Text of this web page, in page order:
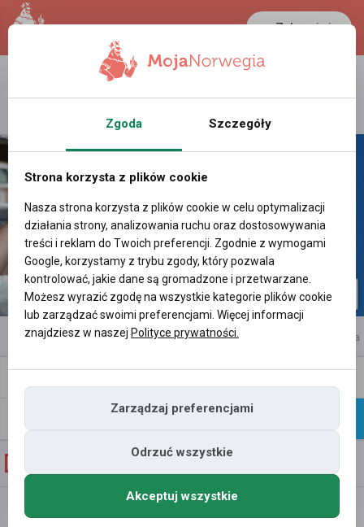
Zaloguj się
LANCASTER
29.7 °C 0.3875 PLN
reklama
Napisz
wiadomość
Olga Neckar
Zgoda Szczegóły
Strona korzysta z plików cookie
Nasza strona korzysta z plików cookie w celu optymalizacji
działania strony, analizowania ruchu oraz dostosowywania
treści i reklam do Twoich preferencji. Zgodnie z wymogami
Google, korzystamy z trybu zgody, który pozwala
kontrolować, jakie dane są gromadzone i przetwarzane.
Możesz wyrazić zgodę na wszystkie kategorie plików cookie
lub zarządzać swoimi preferencjami. Więcej informacji
znajdziesz w naszej Polityce prywatności.
Zarządzaj preferencjami
Odrzuć wszystkie
Akceptuj wszystkie